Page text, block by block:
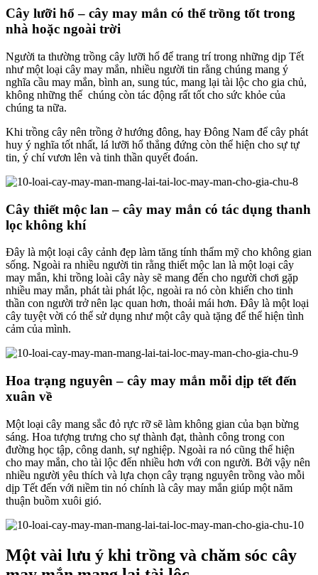
Cây lưỡi hổ – cây may mắn có thể trồng tốt trong
nhà hoặc ngoài trời
Người ta thường trồng cây lưỡi hổ để trang trí trong những dịp Tết
như một loại cây may mắn, nhiều người tin rằng chúng mang ý
nghĩa cầu may mắn, bình an, sung túc, mang lại tài lộc cho gia chủ,
không những thế chúng còn tác động rất tốt cho sức khỏe của
chúng ta nữa.
Khi trồng cây nên trồng ở hướng đông, hay Đông Nam để cây phát
huy ý nghĩa tốt nhất, lá lưỡi hổ thẳng đứng còn thể hiện cho sự tự
tin, ý chí vươn lên và tinh thần quyết đoán.
Cây thiết mộc lan – cây may mắn có tác dụng thanh
lọc không khí
Đây là một loại cây cảnh đẹp làm tăng tính thẩm mỹ cho không gian
sống. Ngoài ra nhiều người tin rằng thiết mộc lan là một loại cây
may mắn, khi trồng loài cây này sẽ mang đến cho người chơi gặp
nhiều may mắn, phát tài phát lộc, ngoài ra nó còn khiến cho tinh
thần con người trở nên lạc quan hơn, thoải mái hơn. Đây là một loại
cây tuyệt vời có thể sử dụng như một cây quà tặng để thể hiện tình
cảm của mình.
Hoa trạng nguyên – cây may mắn mỗi dịp tết đến
xuân về
Một loại cây mang sắc đỏ rực rỡ sẽ làm không gian của bạn bừng
sáng. Hoa tượng trưng cho sự thành đạt, thành công trong con
đường học tập, công danh, sự nghiệp. Ngoài ra nó cũng thể hiện
cho may mắn, cho tài lộc đến nhiều hơn với con người. Bởi vậy nên
nhiều người yêu thích và lựa chọn cây trạng nguyên trồng vào mỗi
dịp Tết đến với niềm tin nó chính là cây may mắn giúp một năm
thuận buồm xuôi gió.
Một vài lưu ý khi trồng và chăm sóc cây